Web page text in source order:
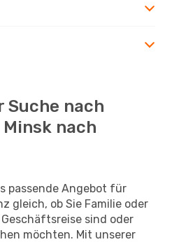
Suche nach
nach
passende Angebot für
gleich, ob Sie Familie oder
sind oder
möchten. Mit unserer